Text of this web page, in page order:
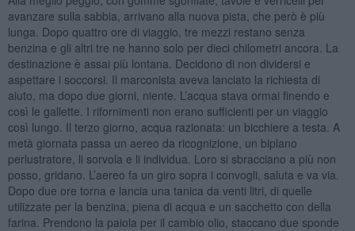
avanzare sulla sabbia, arrivano alla nuova pista, che però è più
lunga. Dopo quattro ore di viaggio, tre mezzi restano senza
benzina e gli altri tre ne hanno solo per dieci chilometri ancora. La
destinazione è assai più lontana. Decidono di non dividersi e
aspettare i soccorsi. Il marconista aveva lanciato la richiesta di
aiuto, ma dopo due giorni, niente. L’acqua stava ormai finendo e
così le gallette. I rifornimenti non erano sufficienti per un viaggio
così lungo. Il terzo giorno, acqua razionata: un bicchiere a testa. A
metà giornata passa un aereo da ricognizione, un biplano
perlustratore, li sorvola e li individua. Loro si sbracciano a più non
posso, gridano. L’aereo fa un giro sopra i convogli, saluta e va via.
Dopo due ore torna e lancia una tanica da venti litri, di quelle
utilizzate per la benzina, piena di acqua e un sacchetto con della
farina. Prendono la paiola per il cambio olio, staccano due sponde